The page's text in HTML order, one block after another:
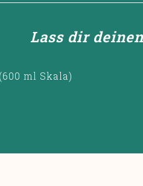
Lass dir
ml Skala)